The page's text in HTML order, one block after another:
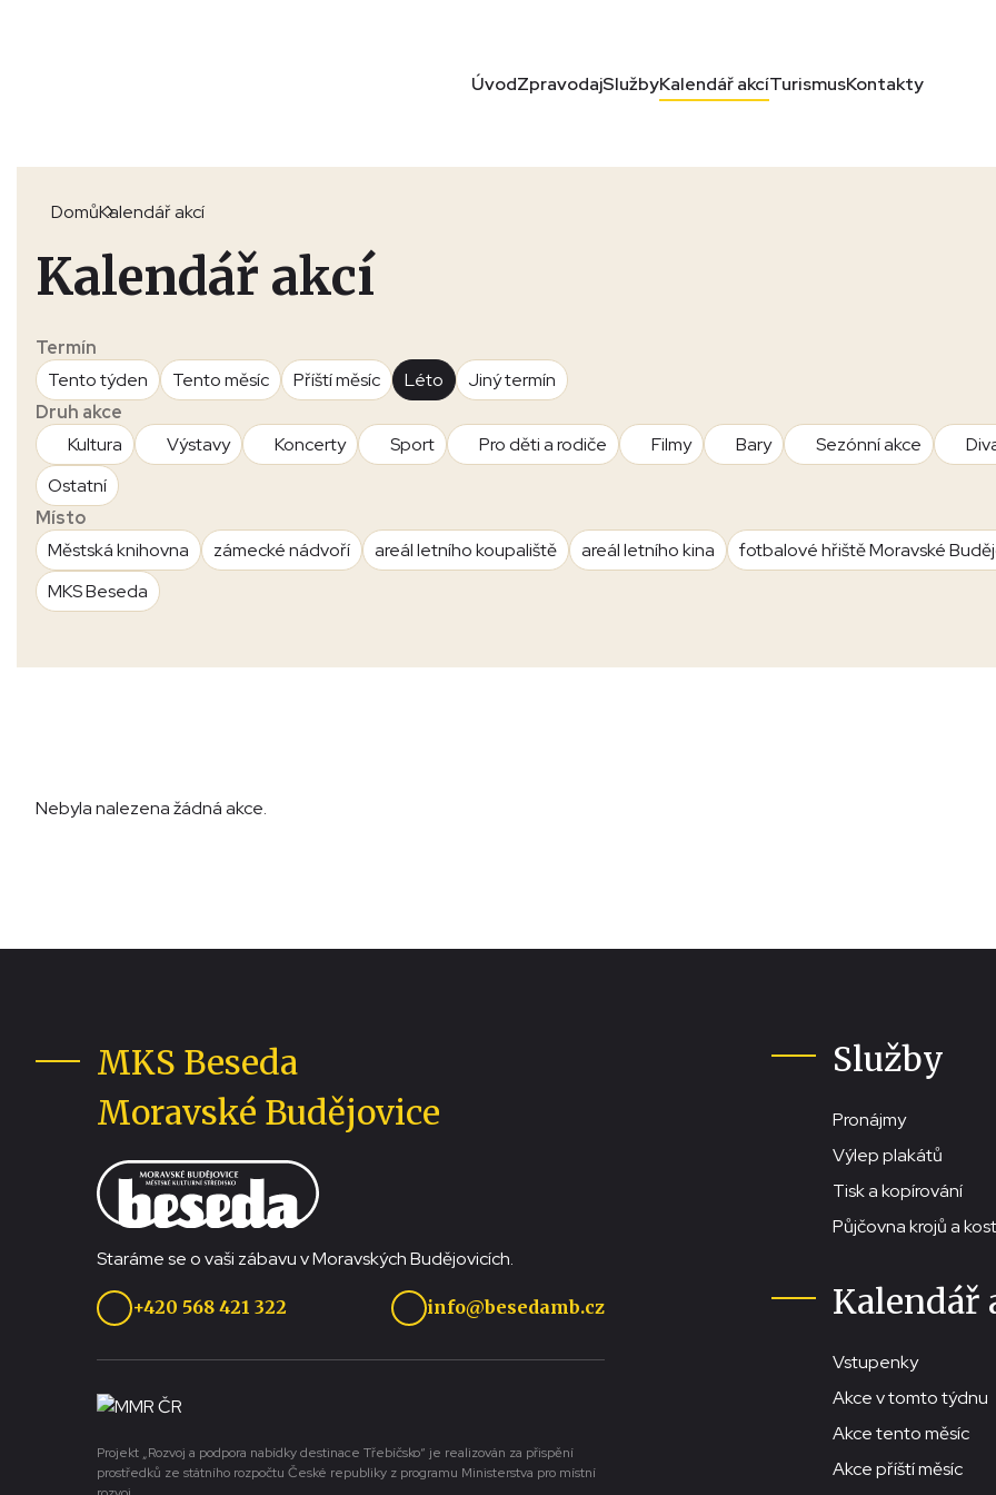
ÚvodZpravodajSlužbyKalendář akcíTurismusKontakty
DomůKalendář akcí
Kalendář akcí
Termín
Tento týden
Tento měsíc Příští měsíc Léto
Jiný termín
Druh akce
Kultura
Výstavy Koncerty Sport Pro děti a rodiče Filmy Bary Sezónní akce
Ostatní
Místo
Městská knihovna
zámecké nádvoří areál letního koupaliště areál letního kina
fotbalové hřiště Moravské
MKS Beseda
Nebyla nalezena žádná akce.
MKS Beseda
Moravské Budějovice
Staráme se o vaši zábavu v Moravských Budějovicích.
+420 568 421 322 info@besedamb.cz
Projekt „Rozvoj a podpora nabídky destinace Třebíčsko“ je realizován za přispění
prostředků ze státního rozpočtu České republiky z programu Ministerstva pro místní
Služby
Pronájmy
Výlep plakátů
Tisk a kopírování
Půjčovna krojů a
Kalendář
Vstupenky
Akce v tomto týdnu
Akce tento měsíc
Akce příští měsíc